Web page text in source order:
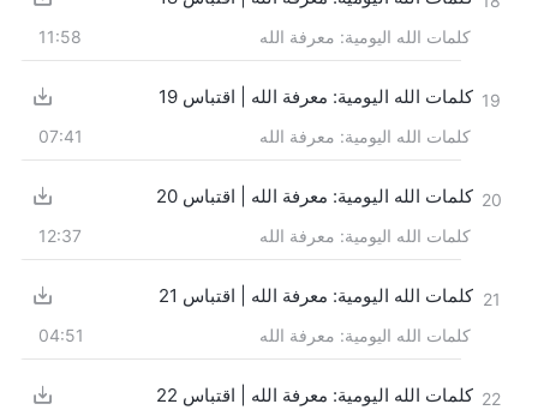
كلمات الله اليومية: معرفة الله 11:58
19 كلمات الله اليومية: معرفة الله | اقتباس 19
كلمات الله اليومية: معرفة الله 07:41
20 كلمات الله اليومية: معرفة الله | اقتباس 20
كلمات الله اليومية: معرفة الله 12:37
21 كلمات الله اليومية: معرفة الله | اقتباس 21
كلمات الله اليومية: معرفة الله 04:51
22 كلمات الله اليومية: معرفة الله | اقتباس 22